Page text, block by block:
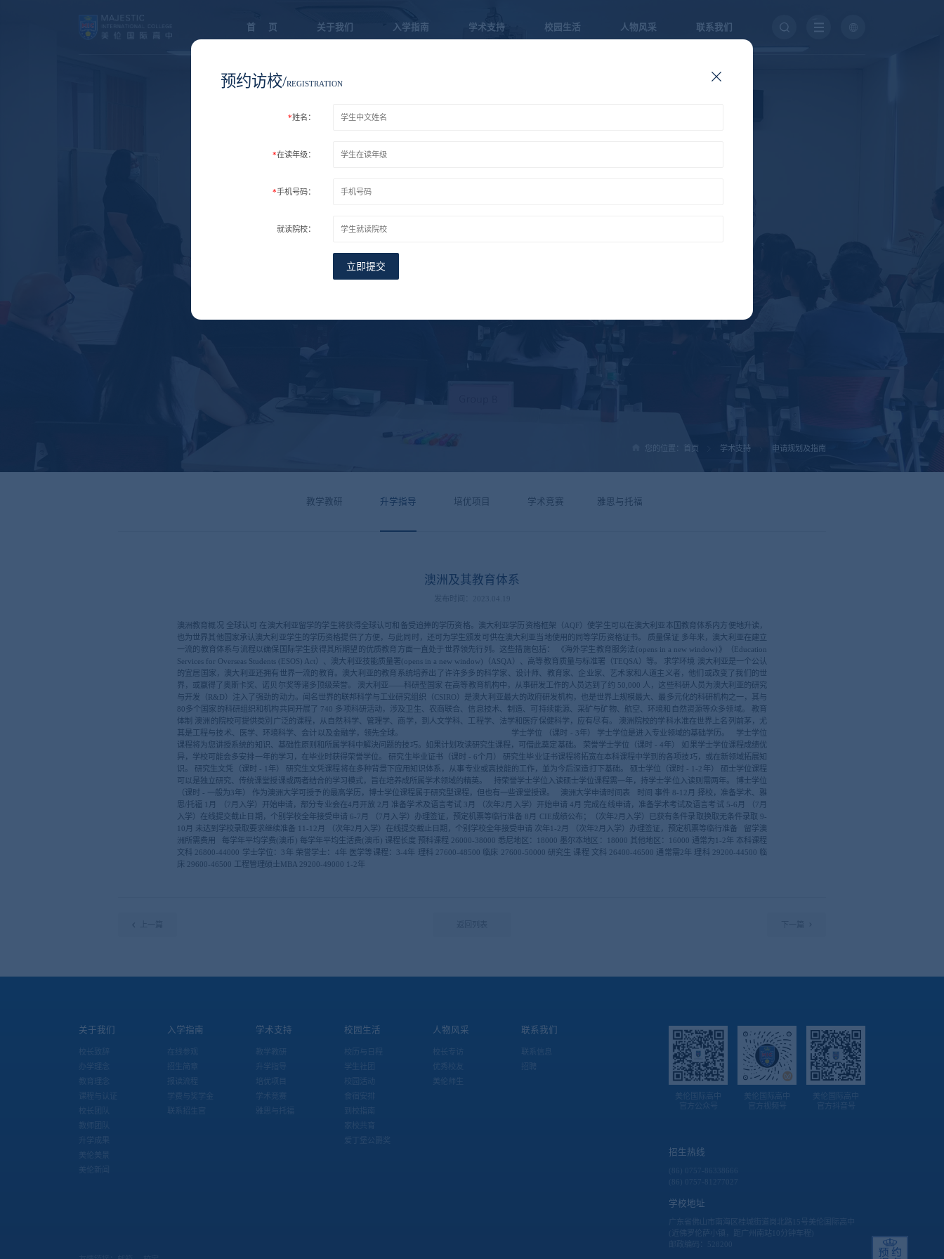
首 页 关于我们 入学指南 学术支持 校园生活 人物风采 联系我们
Apply for planning
申请规划及指南
您的位置： 首页 学术支持 申请规划及指南
教学教研 升学指导 培优项目 学术竞赛 雅思与托福
澳洲及其教育体系
发布时间：2023.04.19
澳洲教育概况 全球认可 在澳大利亚留学的学生将获得全球认可和备受追捧的学历资格。澳大利亚学历资格框架（AQF）使学生可以在澳大利亚本国教育体系内方便地升读，
也为世界其他国家承认澳大利亚学生的学历资格提供了方便，与此同时，还可为学生颁发可供在澳大利亚当地使用的同等学历资格证书。 质量保证 多年来，澳大利亚在建立
一流的教育体系与流程以确保国际学生获得其所期望的优质教育方面一直处于世界领先行列。这些措施包括： 《海外学生教育服务法(opens in a new window)》（Education
Services for Overseas Students (ESOS) Act）、澳大利亚技能质量署(opens in a new window)（ASQA）、高等教育质量与标准署（TEQSA）等。 求学环境 澳大利亚是一个公认
的宜居国家，澳大利亚还拥有世界一流的教育。澳大利亚的教育系统培养出了许许多多的科学家、设计师、教育家、企业家、艺术家和人道主义者，他们或改变了我们的世
界，或赢得了奥斯卡奖、诺贝尔奖等诸多顶级荣誉。 澳大利亚——科研型国家 在高等教育机构中，从事研发工作的人员达到了约 50,000 人，这些科研人员为澳大利亚的研究
与开发（R&D）注入了强劲的动力。闻名世界的联邦科学与工业研究组织（CSIRO）是澳大利亚最大的政府研发机构，也是世界上规模最大、最多元化的科研机构之一，其与
80多个国家的科研组织和机构共同开展了 740 多项科研活动，涉及卫生、农商联合、信息技术、制造、可持续能源、采矿与矿物、航空、环境和自然资源等众多领域。 教育
体制 澳洲的院校可提供类別广泛的课程，从自然科学、管理学、商学，到人文学科、工程学、法学和医疗保健科学，应有尽有。 澳洲院校的学科水准在世界上名列前茅，尤
其是工程与技术、医学、环境科学、会计以及金融学，领先全球。 学士学位 （课时 - 3年） 学士学位是进入专业领域的基础学历。 学士学位
课程将为您讲授系统的知识、基础性原则和所属学科中解決问题的技巧。如果计划攻读研究生课程，可借此奠定基础。 荣誉学士学位（课时 - 4年） 如果学士学位课程成绩优
异，学校可能会多安排一年的学习，在毕业时获得荣誉学位。 研究生毕业证书（课时 - 6个月） 研究生毕业证书课程将拓宽在本科课程中学到的各项技巧，或在新领域拓展知
识。 研究生文凭（课时 - 1年） 研究生文凭课程将在多种背景下应用知识体系，从事专业或高技能的工作，並为今后深造打下基础。 硕士学位（课时 - 1-2年） 硕士学位课程
可以是独立研究、传统课堂授课或两者结合的学习模式，旨在培养成所属学术领域的精英。 持荣誉学士学位入读硕士学位课程需一年，持学士学位入读则需两年。 博士学位
（课时 - 一般为3年） 作为澳洲大学可授予的最高学历，博士学位课程属于研究型课程，但也有一些课堂授课。 澳洲大学申请时间表 时间 事件 8-12月 择校，准备学术、雅
思/托福 1月 （7月入学）开始申请，部分专业会在4月开放 2月 准备学术及语言考试 3月 （次年2月入学）开始申请 4月 完成在线申请，准备学术考试及语言考试 5-6月 （7月
入学）在线提交截止日期，个别学校全年接受申请 6-7月 （7月入学）办理签证，预定机票等临行准备 8月 CIE成绩公布；（次年2月入学）已获有条件录取换取无条件录取 9-
10月 未达到学校录取要求继续准备 11-12月 （次年2月入学）在线提交截止日期，个别学校全年接受申请 次年1-2月 （次年2月入学）办理签证，预定机票等临行准备 留学澳
洲所需费用 每学年平均学费(澳币) 每学年平均生活费(澳币) 课程长度 预科课程 26000-38000 悉尼地区：18000 墨尔本地区：18000 其他地区：16000 通常为1-2年 本科课程
文科 26800-44000 学士学位：3年 荣誉学士：4年 医学等课程：3-4年 理科 27600-48500 临床 27600-50000 研究生 课程 文科 26400-46500 通常需2年 理科 29200-44500 临
床 29600-46500 工程管理硕士MBA 29200-49000 1-2年
美伦国际高中
官方公众号
美伦国际高中
官方视频号
美伦国际高中
官方抖音号
招生热线
学校地址
广东省佛山市南海区桂城街道岗北路15号美伦国际高中
(近佛罗伦萨小镇，距广州南站10分钟车程)
关于我们
校长致辞
办学理念
教育理念
课程与认证
校长团队
教师团队
升学成果
美伦美景
美伦新闻
入学指南
在线参观
招生简章
报读流程
学费与奖学金
联系招生官
学术支持
教学教研
升学指导
培优项目
学术竞赛
雅思与托福
校园生活
校历与日程
学生社团
校园活动
食宿安排
到校指南
家校共育
爱丁堡公爵奖
人物风采
校长专访
优秀校友
美伦师生
联系我们
联系信息
招聘
预约访校/REGISTRATION
*姓名：
*在读年级：
*手机号码：
就读院校：
立即提交